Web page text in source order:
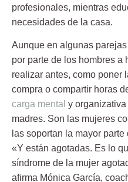
profesionales, mientras
necesidades de la casa.
Aunque en algunas
por parte de los hombres a
realizar antes, como poner
compra o compartir horas
carga mental y
madres. Son las mujeres
las soportan la mayor
«Y están agotadas. Es lo
síndrome de la mujer
afirma Mónica García,